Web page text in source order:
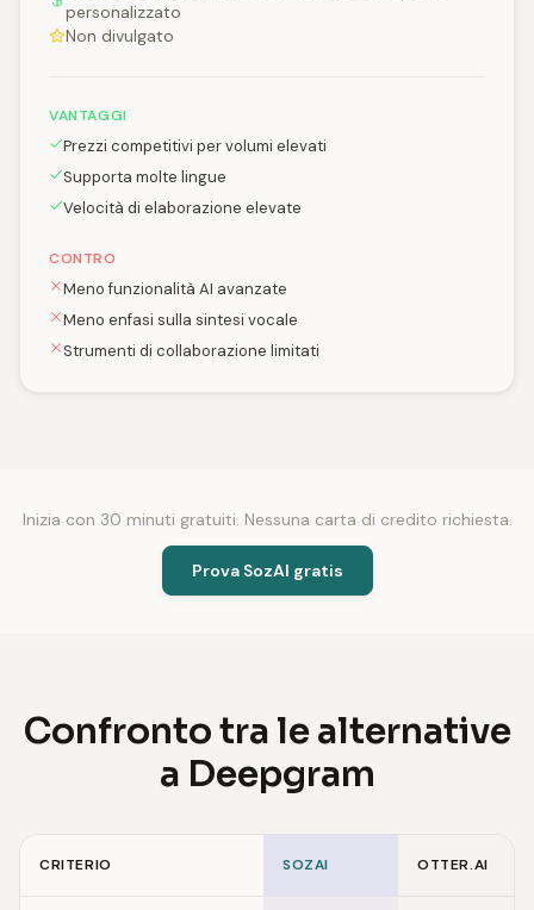
personalizzato
Non divulgato
VANTAGGI
Prezzi competitivi per volumi elevati
Supporta molte lingue
Velocità di elaborazione elevate
CONTRO
Meno funzionalità AI avanzate
Meno enfasi sulla sintesi vocale
Strumenti di collaborazione limitati
Inizia con 30 minuti gratuiti. Nessuna carta di credito richiesta.
Prova SozAI gratis
Confronto tra le alternative
a Deepgram
CRITERIO SOZAI OTTER.AI